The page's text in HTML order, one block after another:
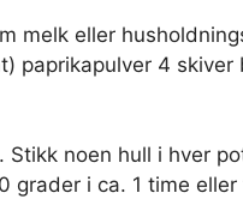
melk eller
paprikapulver 4
Stikk noen hull i hver
grader i ca. 1 time